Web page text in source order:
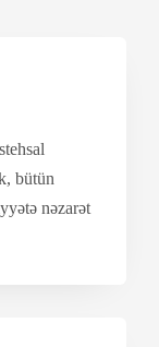
bütün
nəzarət